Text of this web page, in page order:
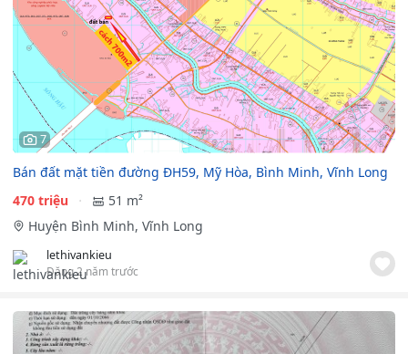
7
Bán đất mặt tiền đường ĐH59, Mỹ Hòa, Bình Minh, Vĩnh Long
470 triệu
51 m²
Huyện Bình Minh, Vĩnh Long
lethivankieu
Đăng 2 năm trước